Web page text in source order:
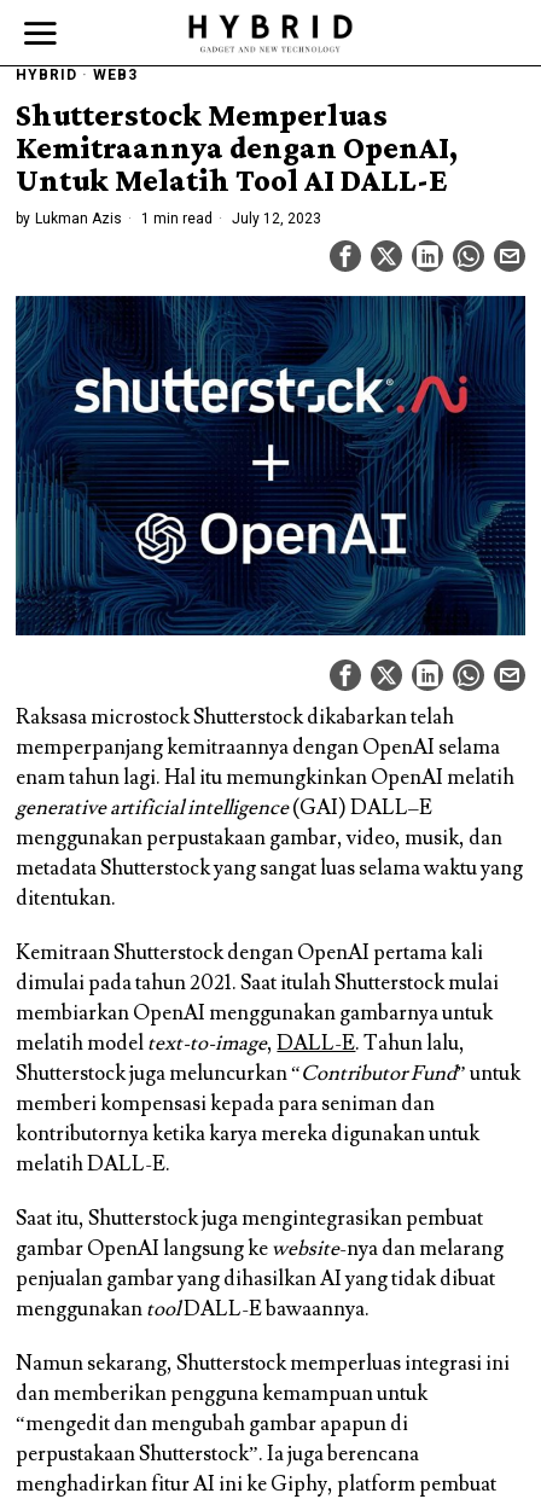
HYBRID · WEB3
Shutterstock Memperluas
Kemitraannya dengan OpenAI,
Untuk Melatih Tool AI DALL-E
by Lukman Azis 1 min read July 12, 2023
Raksasa microstock Shutterstock dikabarkan telah
memperpanjang kemitraannya dengan OpenAI selama
enam tahun lagi. Hal itu memungkinkan OpenAI melatih
generative artificial intelligence(GAI) DALL–E
menggunakan perpustakaan gambar, video, musik, dan
metadata Shutterstock yang sangat luas selama waktu yang
ditentukan.
Kemitraan Shutterstock dengan OpenAI pertama kali
dimulai pada tahun 2021. Saat itulah Shutterstock mulai
membiarkan OpenAI menggunakan gambarnya untuk
melatih modeltext-to-image,DALL-E. Tahun lalu,
Shutterstock juga meluncurkan “Contributor Fund” untuk
memberi kompensasi kepada para seniman dan
kontributornya ketika karya mereka digunakan untuk
melatih DALL-E.
Saat itu, Shutterstock juga mengintegrasikan pembuat
gambar OpenAI langsung kewebsite-nya dan melarang
penjualan gambar yang dihasilkan AI yang tidak dibuat
menggunakantoolDALL-E bawaannya.
Namun sekarang, Shutterstock memperluas integrasi ini
dan memberikan pengguna kemampuan untuk
“mengedit dan mengubah gambar apapun di
perpustakaan Shutterstock”. Ia juga berencana
menghadirkan fitur AI ini ke Giphy, platform pembuat